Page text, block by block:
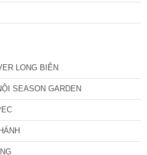
LONG BIÊN
SEASON GARDEN